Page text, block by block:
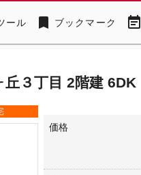
ール bookmark ブックマーク event_note
丘３丁目 2階建 6DK
価格